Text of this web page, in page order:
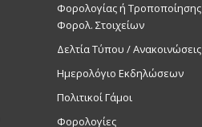
Φορολογίας ή Τροποποίησης
Φορολ. Στοιχείων
Δελτία Τύπου / Ανακοινώσεις
Ημερολόγιο Εκδηλώσεων
Πολιτικοί Γάμοι
Φορολογίες